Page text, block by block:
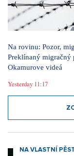
Na rovinu: Pozor,
Preklínaný migračný
Okamurove videá
Yesterday 11:17
NA VLASTNÍ